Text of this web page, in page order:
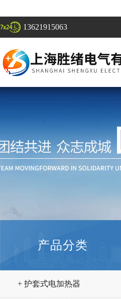
13621915063
产品分类
+ 护套式电加热器